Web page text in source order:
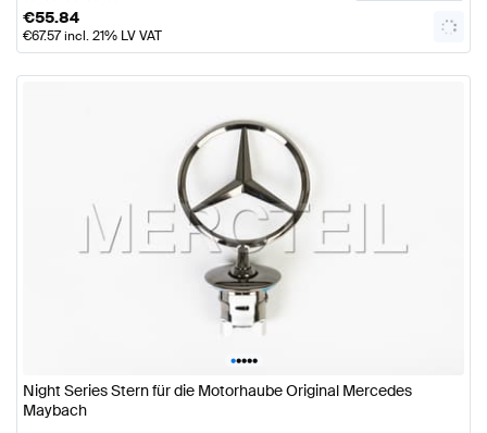
€55.84
€67.57incl. 21% LV VAT
•••••
Night Series Stern für die Motorhaube Original Mercedes
Maybach